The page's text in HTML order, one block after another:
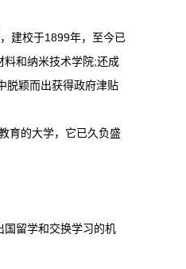
建校于1899年，至今已
和纳米技术学院;还成
脱颖而出获得政府津贴
育的大学，它已久负盛
留学和交换学习的机